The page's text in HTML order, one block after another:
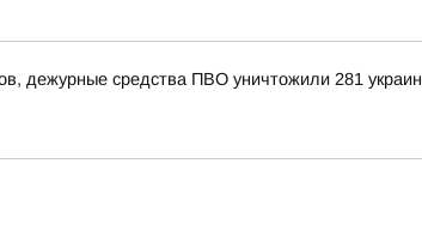
дежурные средства ПВО уничтожили 281